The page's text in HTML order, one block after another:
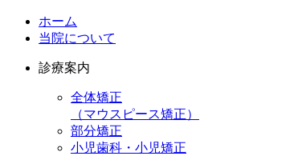
ホーム
当院について
診療案内
全体矯正
（マウスピース矯正）
部分矯正
小児歯科・小児矯正